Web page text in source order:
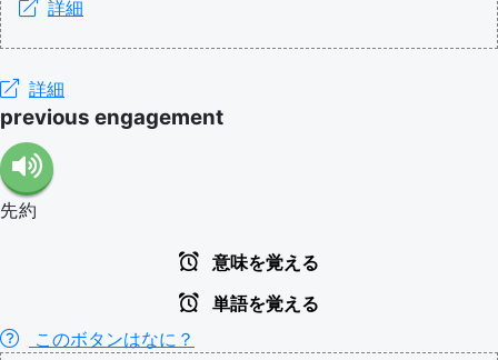
詳細
詳細
previous engagement
先約
意味を覚える
単語を覚える
このボタンはなに？